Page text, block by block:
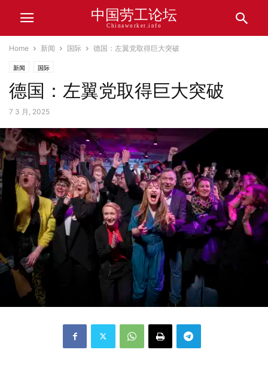
中国劳工论坛
Chinaworker.info
Home 新闻 国际 德国：左翼党取得巨大突破
新闻 国际
德国：左翼党取得巨大突破
7 3 月, 2025